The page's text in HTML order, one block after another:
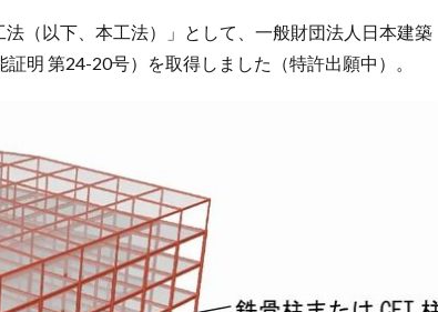
（以下、本工法）」として、一般財団法人日本建築
明 第24-20号）を取得しました（特許出願中）。